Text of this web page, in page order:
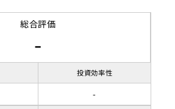
1976年
665.79坪
無指定
総合評価
-
投資効率性
-